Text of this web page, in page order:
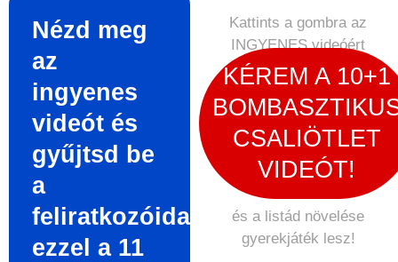
Nézd meg
az
ingyenes
videót és
gyűjtsd be
a
feliratkozóidat
ezzel a 11
Kattints a gombra az
INGYENES videóért
KÉREM A 10+1
CSALIÖTLET
VIDEÓT!
és a listád növelése
gyerekjáték lesz!